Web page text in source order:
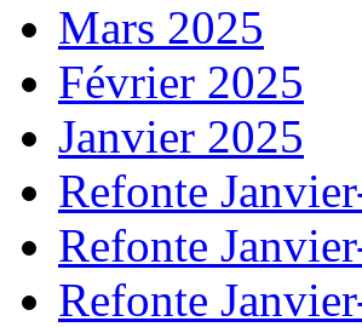
Mars 2025
Février 2025
Janvier 2025
Refonte
Refonte
Refonte